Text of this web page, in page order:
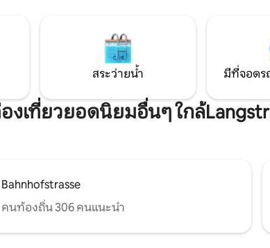
ร้านอาหารคาเฟ่และซูเปอร์มาร์
ซึ่งเป็นอัญมณีหายากใจกลางเมื
สระว่ายน้ำ มีที่จอด
งเที่ยวยอดนิยมอื่นๆ ใกล้
Bahnhofstrasse
คนท้องถิ่น 306 คนแนะนำ